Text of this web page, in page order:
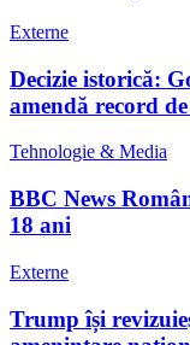
Externe
Decizie istorică:
amendă record
Tehnologie & Media
BBC News
18 ani
Externe
Trump își